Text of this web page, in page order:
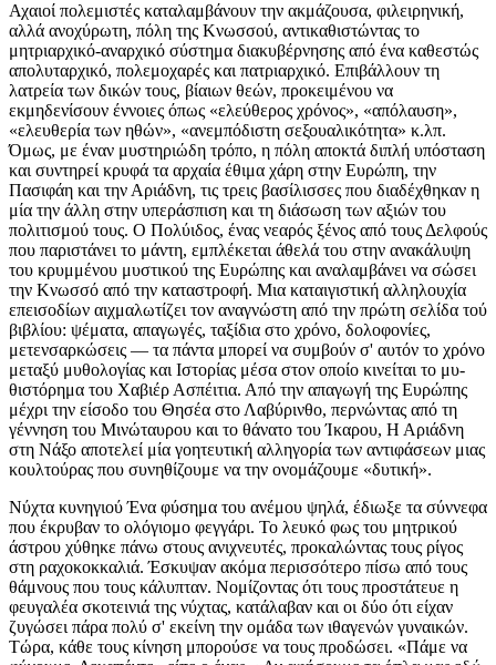
Αχαιοί πολεμιστές καταλαμβάνουν την ακμάζουσα, φιλειρηνική,
αλλά ανοχύρωτη, πόλη της Κνωσσού, αντικαθιστώντας το
μητριαρχικό-αναρχικό σύστημα διακυβέρνησης από ένα καθεστώς
απολυταρχικό, πολεμοχαρές και πατριαρχικό. Επιβάλλουν τη
λατρεία των δικών τους, βίαιων θεών, προκειμένου να
εκμηδενίσουν έννοιες όπως «ελεύθερος χρόνος», «απόλαυση»,
«ελευθερία των ηθών», «ανεμπόδιστη σεξουαλικότητα» κ.λπ.
Όμως, με έναν μυστηριώδη τρόπο, η πόλη αποκτά διπλή υπόσταση
και συντηρεί κρυφά τα αρχαία έθιμα χάρη στην Ευρώπη, την
Πασιφάη και την Αριάδνη, τις τρεις βασίλισσες που διαδέχθηκαν η
μία την άλλη στην υπεράσπιση και τη διάσωση των αξιών του
πολιτισμού τους. Ο Πολύιδος, ένας νεαρός ξένος από τους Δελφούς
που παριστάνει το μάντη, εμπλέκεται άθελά του στην ανακάλυψη
του κρυμμένου μυστικού της Ευρώπης και αναλαμβάνει να σώσει
την Κνωσσό από την καταστροφή. Μια καταιγιστική αλληλουχία
επεισοδίων αιχμαλωτίζει τον αναγνώστη από την πρώτη σελίδα τού
βιβλίου: ψέματα, απαγωγές, ταξίδια στο χρόνο, δολοφονίες,
μετενσαρκώσεις — τα πάντα μπορεί να συμβούν σ' αυτόν το χρόνο
μεταξύ μυθολογίας και Ιστορίας μέσα στον οποίο κινείται το μυ-
θιστόρημα του Χαβιέρ Ασπέιτια. Από την απαγωγή της Ευρώπης
μέχρι την είσοδο του Θησέα στο Λαβύρινθο, περνώντας από τη
γέννηση του Μινώταυρου και το θάνατο του Ίκαρου, Η Αριάδνη
στη Νάξο αποτελεί μία γοητευτική αλληγορία των αντιφάσεων μιας
κουλτούρας που συνηθίζουμε να την ονομάζουμε «δυτική».
Νύχτα κυνηγιού Ένα φύσημα του ανέμου ψηλά, έδιωξε τα σύννεφα που έκρυβαν το ολόγιομο φεγγάρι. Το λευκό φως του μητρικού άστρου χύθηκε πάνω στους ανιχνευτές, προκαλώντας τους ρίγος στη ραχοκοκκαλιά. Έσκυψαν ακόμα περισσότερο πίσω από τους θάμνους που τους κάλυπταν. Νομίζοντας ότι τους προστάτευε η φευγαλέα σκοτεινιά της νύχτας, κατάλαβαν και οι δύο ότι είχαν ζυγώσει πάρα πολύ σ' εκείνη την ομάδα των ιθαγενών γυναικών. Τώρα, κάθε τους κίνηση μπορούσε να τους προδώσει. «Πάμε να φύγουμε, Δεκαπέντε» είπε ο ένας. «Αν αφήσουμε τα όπλα μας εδώ δεν θα καταφέρουν να μας πιάσουν ακόμα κι αν μας δουν να τρέχουμε.» «Τρελάθηκες, Μορμολύκειε;» αναφώνησε ο άλλος. «Τι στο διάβολο θέλεις; Να φτάσεις μπροστά στον Αστερίωνα άοπλος και με την ουρά στα σκέλια; Προτιμώ να κάτσω εδώ να χορεύω όλη τη νύχτα με τις μάγισσες.» Πράγματι, οι γυναίκες χόρευαν έναν άτακτο χορό, ελαφροντυμένες με δέρματα που έμοιαζαν ελαφιού. Στα χέρια τους βαστούσαν κάτι που οι ξένοι στρατιώτες είχαν πάρει ως εκείνη τη στιγμή για εύκαμπτα κλαδιά. Με το φως του φεγγαριού, όμως, κατάλαβαν το λάθος τους. «Που να κατέβει ο Δίας να μου ξεριζώσει τα γένια, αν αυτά που βαστούν δεν είναι φίδια ζωντανά!» είπε σχεδόν φωνάζοντας ο Μορμολύκειος. Τότε, μια από τις χορεύτριες σταμάτησε και, στρέφοντας το κεφάλι προς τη συστάδα των θάμνων που έκρυβαν τους δύο κατάσκοπους, οσμίστηκε τον αέρα με άγριες διαθέσεις. Ξαφνικά έβγαλε ένα ουρλιαχτό που έκανε τις συντρόφισσες της να παραλύσουν και τις τρίχες των παρείσακτων να ορθωθούν κάγκελο. Οι γυναίκες μαζεύτηκαν γύρω από εκείνη που είχε ουρλιάξει, κινούμενες από το ένστικτο κινδύνου. της αγέλης. Μονομιάς, χωρίς καν να κοιτάξει ο ένας τον άλλον, ο Δε καπέντε και ο Μορμολύκειος πήδηξαν έξω από την κρυψώνα τους και το έβαλαν στα πόδια πανικόβλητοι, αφήνοντας καταγής τα δόρατα τους. Πίσω τους ακούστηκαν γυναικεία χάχανα και ποδοβολητό ζώων. Το κυνήγι είχε αρχίσει. Το όνειρο του Αστερίωνα Μέσα στη σκοτεινή νύχτα, ο Αστερίων προχωρούσε με όλη την ταχύτητα που του επέτρεπαν οι βαριές του δρασκελιές, παραμερίζοντας με τα χέρια τα χαμηλά κλαδιά των δέντρων που του μαστίγωναν το πρόσωπο, πασχίζοντας να ξεχάσει τις κράμπες στα πόδια του. Εξαντλημένος, στάθηκε να πάρει μερικές βαθιές ανάσες ρουφώντας τον ελάχιστο αέρα που έμπαινε μέσα στο πυκνό δάσος. Συνάμα, κρύφτηκε πίσω από τον πελώριο κορμό ενός δέντρου. Τότε ένιωσε πως είχε ξαναζήσει την αγωνία αυτής της φυγής. «Τώρα» σκέφτηκε, «θα γυρίσω να δω, κι αυτή θα βρίσκεται εδώ, πλάι στο δέντρο,όμορφη και λευκή σαν εφιάλτης.» Τρέμοντας, τέντωσε το κεφάλι του και τότε την είδε. Το στομάχι του σφίχτηκε λες και το τρύπησε σπαθί... «Μεγαλειότατε, γύρισε η περίπολος.» Ο Αστερίων ανασηκώθηκε απότομα πάνω στο χορταρένιο στρώμα του. Πέρασαν μερικές στιγμές ακόμα ώσπου να θυμηθεί τη σπηλιά όπου είχε περάσει τη νύχτα του. Στην είσοδο διαγραφόταν, κόντραστο φως, η μορφή του φρουρού. «Θέλω να πω... ένα μέρος της περιπόλου.» Ο Αστερίων σηκώθηκε όρθιος χωρίς να πει λέξη. Ήταν πιο ψηλόςκαι πιο σωματώδης από τον νεαρό στρατιώτη, μα η γύμνια του και το ελαφρό τρέμουλο εξαιτίας του εφιάλτη που έβλεπε, τον έκαναν να δείχνει ξεψυχισμένος. Ο φρουρός, ντροπαλά, του έριξε επάνω του μια κάπα από προβιά, και απόθεσε στο χώμα, δίπλα του, ένα ποτήρι μεζεστό λίπος αγριογούρουνου. Ο Αστερίων πήρε το δοχείο και ήπιε το παχύρρευστο κι αναζωογονητικό υγρό, προσπαθώντας συνάμα να επανέλθει στην πραγματικότητα, ξεφεύγοντας από τον κόσμο των ονείρων. Την προηγούμενη μέρα είχε φτάσει σ' αυτό το νησί με μια χούφτα άντρες, φοβερούς πολεμιστές. Ταξίδεψαν πάνω σε κάτι πλεούμενα που με το ζόρι κατάφερναν να κουμαντάρουν. Επιτέλους, είχαν ανακαλύψει τη μαγική Κρήτη. Ύστερα από τόσα χρόνια περιπλανήσεων στην άγονη γειτονική χερσόνησο, ύστερα από τόσα χρόνια άκαρπων λεηλασιών και μάταιων αιματοχυσιών, είχε φτάσεισ' εκείνη τη γη αναζητώντας τα ασημένια σανδάλια για τα οποία μιλούσαν οι θρύλοι άλλων νομαδικών λαών που είχε συναντήσει στην ξέφρενη πορεία του, από την ημέρα που εγκατέλειψε τη μακρινή στείρα γη του, πριν από πάρα πολύ καιρό. Επανέλαβε πολλές φορές με το νου του όλες αυτές τις αλήθειες προτού βγει από τη σπηλιά, με το φρουρό στο κατόπι του. Έξω, μερικοί στρατιώτες του στριμώχνονταν γύρω από κάποιον άνθρωπο. Όταν αντιλήφθηκαν ότι ερχόταν, όλοι γύρισαν προς το μέρος του και άνοιξαν τον κλοιό. Καθισμένος καταγής, με τα ρούχα ξεσκισμένα και το δέρμα του γεμάτο βαθιές γρατσουνιές, είδε τον έναν από τους δύο άντρες του που είχαν πάει για ανίχνευση το περασμένο βράδυ. ΟΑστερίων δεν έκρυψε τη δυσφορία του. «Τι συνέβη; Πού είναι τα όπλα σου; Κι ο σύντροφος σου;» Ο δύστυχος στρατιώτης έμεινε ατάραχος. Οκλαδόν, κοιτούσε τα γυμνά και ματωμένα πόδια του, θαρρείς και μετρούσε τα δάχτυλα του. ΟΑστερίων έσκυψε δίπλα του, και πιάνοντας τον από το σαγόνι, τον ανάγκασε να τον κοιτάξει στα μάτια. «Πώς λέγεσαι;» «Μορμολύκειος. Ονομάζομαι Μορμολύκειος.» «Καλά, Μορμολύκειε, σε ξέρω. Είσαι καλός στρατιώτης, αν και λίγο μεθύστακας. Για πες μου, τώρα, πού είναι τα όπλα σου και ο σύντροφος σου;» «Ονομάζομαι Μορμολύκειος» είπε ο στρατιώτης, και μαζεύοντας όλες του τις δυνάμεις στάθηκε όρθιος μπροστά στο βασιλιά του. «Ο Δεκαπέντε είναι ηλίθιος. Του λέω: "Ψάχνουμε να βρούμε χωριό, πάμε να φύγουμε από 'δω" μα γυρίζει και με κοροϊδεύει: "Φαίνεται πως ύστερα από τόσον καιρό με άντρες, δεν γουστάρεις πια γυναίκες", μου λέει. Εγώ το ήξερα πως ήταν επικίνδυνο, και οι διαταγές που είχαμεήταν άλλες. Και να τώρα, δες τα χάλια του.» Ο Μορμολύκειος έσκυψε ξανά και άρπαξε χωρίς διόλου σέβας με το τρεμάμενο χέρι του το μπράτσο του βασιλιά του, ενώ έδειχνε ένα σημείο κοντινό, που βρισκόταν, όμως, στη φαντασία του. «Τον βλέπεις; Να τα κομμάτια του, να τα σκορπισμένα πάνω στα κλαδιά των δέντρων, να το αίμα του που γίνεται βορά των φιδιών. Παρά τρίχα γλίτωσα, φίλε μου.Με κυνηγούσαν σα λυσσασμένες σκύλες, κι είχαν υπερφυσικές δυνά Ι μεις. Τα δέντρα έγερναν επάνω μου και με γράπωναν στα κλαδιά τους. Βλέπεις τα μούτρα μου; Όλο το δάσος ήταν ζωντανό. Έτσι θα καταλήξουμε όλοι: κομματιασμένοι.» Το χαστούκι του Αστερίωνα έσκασε πάνω στο μούτρο του Μορμολύκειου μ' έναν ξερό ήχο που αντήχησε στο χάραμα. Ο στρατιώτης έπεσε πίσω κι έμεινε σωριασμένος στο χώμα, να παραληρεί και να κλαψουρίζει. «Πάει, παλάβωσε από το πιοτό» είπε ο Αστερίων, «Δέστε τον και, προπαντός, φιμώστε τον. Ώσπου να ξαναβρεί τα λογικά του.» Γνώριζε καλά τους άντρες του. Ήξερε ότι ο φόβος ήταν υπόθεση ωρών και ο πανικός υπόθεση ημερών. Χρειαζόταν επειγόντως λίγα κατοικημένα σπίτια. Ένα μέρος να λεηλατήσουν και να καταστρέψουν. Σιχαμερή ψυχή των Αχαιών. «Για να δούμε, θέλω τέσσερις εθελοντές για νέα ανίχνευση.» Προτού ξεκινήσουν οι ανιχνευτές, ο Αστερίων φρόντισε να βουλιάξει τα πλοία ανοίγοντας μια τρύπα στην καρίνα. Δεν ήθελε λιποταξίες. Είχε ξεχάσει εντελώς το όραμα που του είχε στείλει η θεά. Δεν μπόρεσε να συνδέσει το όνειρο με τη μυστηριώδη καταδίωξη που του περιέγραψε ο στρατιώτης του. Πολεμόχαροι και άμυαλοι, τέτοιοι είναιοι Αχαιοί. Τόσο ξεροκέφαλοι, που γκρέμιζαν τείχη με τα κεφάλια τους. Κνωσός, η φιλόξενη πολιτεία Ύστερα από μερικές μέρες, οι άντρες του Αστερίωνα είχαν φτάσει στα όρια της αντοχής τους. Η επόμενη ομάδα ανιχνευτών βρήκε το κεφάλι του Δεκαπέντε καρφωμένο πάνω σ' ένα πελεκημένο καλάμι, αδειασμένο και ξαναγεμισμένο με παράξενα βοτάνια. Η ανακάλυψη ήρθε να θεριέψει την απελπισία τους, στην οποία συνέβαλε και η στάσιμη κατάσταση του Μορμολύκειου, που δεν έλεγε να συνέλθει από την προχωρημένη τρέλα του. Σε τίποτα δεν βοήθησαν οι τεράστιες προσπάθειες του βασιλιά Αστερίωνα να απασχολήσει τους άντρες του σε σχετικά αποτελεσματικές εργασίες, όπως η αναζήτηση τροφής και η αναγκαστική κατασκευή προχείρων καταλυμάτων. Για πολλοστή φορά, ο στρατιώτης Μορμολύκειος την είχε κοπανήσει από την ομάδα του, παραβιάζοντας τον κανονισμό εκστρατείας. Καθόταν πάνω σ' ένα βράχο, όταν ένα μικρό χτύπημα στο σβέρκο τον έκανε να συνέλθει από τις ονειροπολήσεις του. Γύρις εάφοβα το κεφάλι. Πίσω του, ένα αγόρι ντυμένο όμορφα μ' έναν ασημόχρωμο χιτώνα έκρυβε το χέρι που, το δίχως άλλο, είχε πετάξει το μικρό πετραδάκι. «Αμα σε τσακώσω» του είπε ο Μορμολύκειος, «θα σου βγάλω το πετσί σε λουρίδες και θα φτιάξω καμτσίκι να σου τσακίσω τα παΐδια.» Ετοιμάστηκε να συνεχίσει τον ύπνο του, όταν, κάποιο φως άναψε μέσα στο θολωμένο του μυαλό. Πετάχτηκε απότομα επάνω. «Μη φοβάσαι, φιλαράκο. Ο Μορμολύκειος είναι φίλος σου. Δεν θα σου κάνω τίποτα.» Η αλήθεια είναι πως δεν έδειχνε φόβο εκείνος ο μικρός ιθαγενής με το λεπτεπίλεπτο ύφος. Παρατηρούσε αδιάφορος τον ξένο να τον ζυγώνει, παρόλο που είχε άγρια φάτσα και ζοριζόταν να πάρει μια δήθεν γλυκιά έκφραση. Ο Μορμολύκειος είχε αιώνες να αντικρίσει παιδί. Χάιδεψε το κεφάλι του αγοριού, αγγίζοντας τα μαύρα ίσια μαλλιάτου. «Πώς σε λένε, μικρέ; Με καταλαβαίνεις;» «Είμαι ο Μίνωας, ο γιος της Ευρώπης» είπε το αγόρι. Μιλούσε μια παραλλαγή της γλώσσας των Αχαιών, κάπως απότομα και αποφασιστικά. «Πολύ ωραία, περίφημα, θέλεις ένα δωράκι; Έχω κάτι εδώ για σένα. Μα τι έγινε, γιατί δεν είναι στο ταγάρι μου; Έλα, θα το έχει κάποιος άλλος φίλος μου. Έρχεσαι μαζί μου;» Μπροστά στον Αστερίωνα, ο μικρός αποκάλυψε πως εκεί κοντά βρισκόταν η πόλη της Κνωσού. Με μεγαλοψυχία, εκείνο το αγόρι πρόσφερε στους Αχαιούς τη φιλοξενία του λαού του. Του έκαναν το χατίρι, φυσικά. Μπήκαν στην πόλη θαμπωμένοι από τη λάμψη της, με τα όπλα στα θηκάρια, αλλά πανέτοιμοι να αντιμετωπίσουν κάθε ξαφνική επίθεση. Ταράχτηκαν μ' αυτά που αντίκρισαν. Η πόλη ήταν ανοιχτή, κάθε δρόμος ήταν και είσοδος. Δεν υπήρχαν αμυντικά τείχη γύρω από τα σπίτια, δεν υπήρχαν φρουροί κι επάλξεις. Ποιο άγνωστο σύστημα είχαν οι ντόπιοι για να αντιμετωπίζουντις επιθέσεις των γειτονικών λαών, των πειρατών ή των εποίκων και κατακτητών; Ο πρίγκιπας Μίνωας οδήγησε τους Αχαιούς στο παλάτι που ορθωνόταν πάνω σ' ένα ύψωμα, μπροστά στην πόλη. Στο δρόμο τους ακολούθησε ένα πλήθος περίεργων που ήταν πολυτελώς ντυμένοι. Οι γυναίκες φορούσαν φούστες στολισμένες με χρωματιστά βολάν, οιάντρες είχαν το στήθος γυμνό κι έφεραν όμορφες βράκες από δέρμα ή λινό. Όλοι ήταν φορτωμένοι με πολύτιμα πετράδια, ασημένια κοσμήματα και χρυσά